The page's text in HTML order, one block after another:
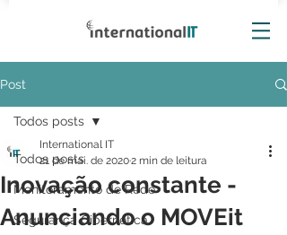
Post
Todos posts
Monitoramento de Rede
Segurança Cibernética
Todos posts
Inovação constante -
Anunciando o MOVEit
International IT
21 de mai. de 20202 min de leitura